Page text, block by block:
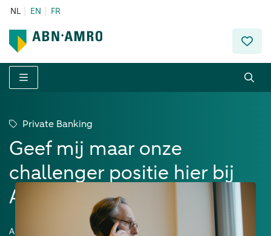
NL EN FR
Menu
Private Banking
Geef mij maar onze
challenger positie hier bij
ABN AMRO in België
Auteur: